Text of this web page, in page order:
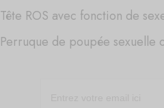
Tête ROS avec fonction de
Perruque de poupée sexuelle